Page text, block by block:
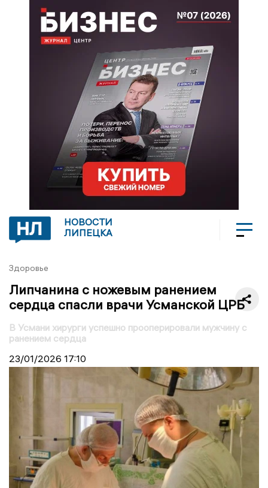
НОВОСТИ
ЛИПЕЦКА
Здоровье
Липчанина с ножевым ранением
сердца спасли врачи Усманской ЦРБ
В Усмани хирурги успешно прооперировали мужчину с
ранением сердца
23/01/2026 17:10